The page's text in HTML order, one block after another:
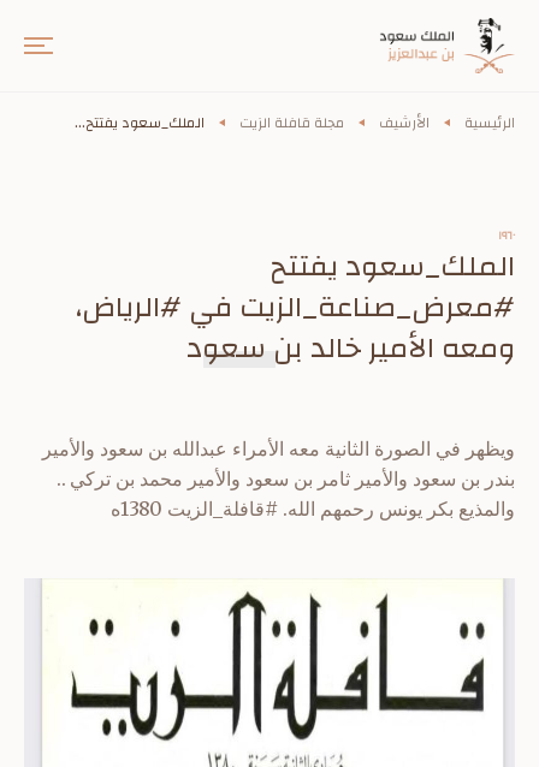
الرئيسية الأرشيف مجلة قافلة الزيت الملك_سعود‬⁩ يفتتح...
١٩٦٠
الملك_سعود‬⁩ يفتتح
⁧‫#معرض_صناعة_الزيت‬⁩ في ⁧‫#الرياض‬⁩،
ومعه الأمير خالد بن سعود
ويظهر في الصورة الثانية معه الأمراء عبدالله بن سعود والأمير
بندر بن سعود والأمير ثامر بن سعود والأمير محمد بن تركي ..
والمذيع بكر يونس رحمهم الله. #قافلة_الزيت 1380ه